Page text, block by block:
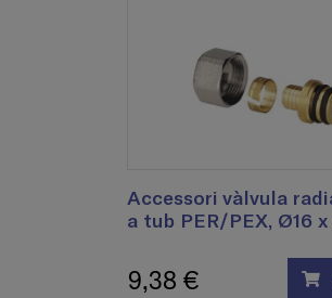
Accessori vàlvula
a tub PER/PEX, Ø16 x
9,38 €